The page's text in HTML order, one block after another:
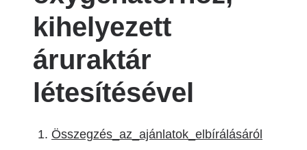
kihelyezett
áruraktár
létesítésével
Összegzés_az_ajánlatok_elbírálásáról